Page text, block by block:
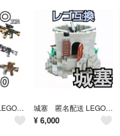
迷彩銃 ６色 LEGO互換 レゴ武器 特殊部隊 SWAT インテリア 陸海空軍 城塞 匿名配送 LEGO互換 レゴ武器 プレゼント インテリア 大砲 海賊 お城
¥ 6,000